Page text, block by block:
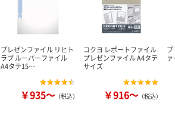
プレゼンファイル リヒト
ラブ ルーパーファイル
A4タテ15…
￥935～ （税込）
コクヨ レポートファイル
プレゼンファイル A4タテ
サイズ
￥916～ （税込）